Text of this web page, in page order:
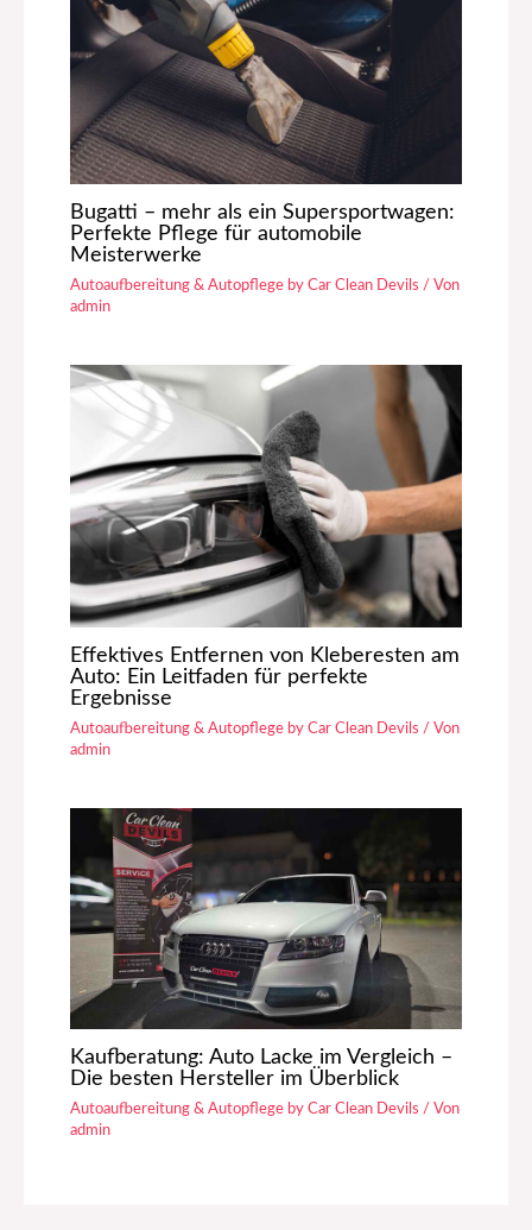
Bugatti – mehr als ein Supersportwagen:
Perfekte Pflege für automobile
Meisterwerke
Autoaufbereitung & Autopflege by Car Clean Devils / Von
admin
Effektives Entfernen von Kleberesten am
Auto: Ein Leitfaden für perfekte
Ergebnisse
Autoaufbereitung & Autopflege by Car Clean Devils / Von
admin
Kaufberatung: Auto Lacke im Vergleich –
Die besten Hersteller im Überblick
Autoaufbereitung & Autopflege by Car Clean Devils / Von
admin